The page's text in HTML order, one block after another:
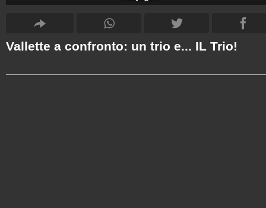
Vallette a confronto: un trio e... IL Trio!